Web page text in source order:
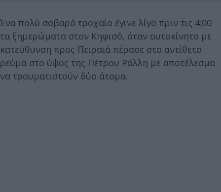
Ένα πολύ σοβαρό τροχαίο έγινε λίγο πριν τις 4:00
τα ξημερώματα στον Κηφισό, όταν αυτοκίνητο με
κατεύθυνση προς Πειραιά πέρασε στο αντίθετο
ρεύμα στο ύψος της Πέτρου Ράλλη με αποτέλεσμα
να τραυματιστούν δύο άτομα.